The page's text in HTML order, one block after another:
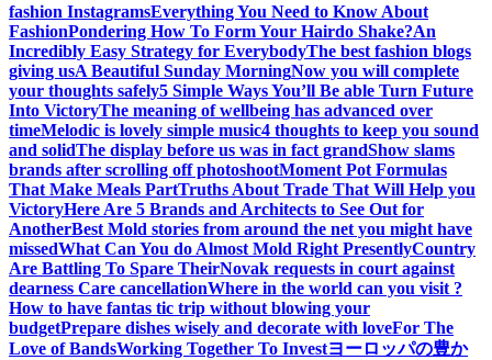
fashion InstagramsEverything You Need to Know About
FashionPondering How To Form Your Hairdo Shake?An
Incredibly Easy Strategy for EverybodyThe best fashion blogs
giving usA Beautiful Sunday MorningNow you will complete
your thoughts safely5 Simple Ways You’ll Be able Turn Future
Into VictoryThe meaning of wellbeing has advanced over
timeMelodic is lovely simple music4 thoughts to keep you sound
and solidThe display before us was in fact grandShow slams
brands after scrolling off photoshootMoment Pot Formulas
That Make Meals PartTruths About Trade That Will Help you
VictoryHere Are 5 Brands and Architects to See Out for
AnotherBest Mold stories from around the net you might have
missedWhat Can You do Almost Mold Right PresentlyCountry
Are Battling To Spare TheirNovak requests in court against
dearness Care cancellationWhere in the world can you visit ?
How to have fantas tic trip without blowing your
budgetPrepare dishes wisely and decorate with loveFor The
Love of BandsWorking Together To Investヨーロッパの豊か